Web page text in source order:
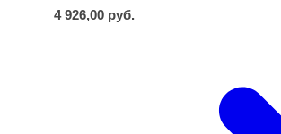
4 926,00 руб.